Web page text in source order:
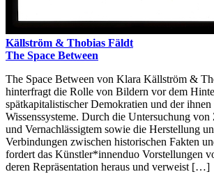
Källström & Thobias Fäldt
The Space Between
The Space Between von Klara Källström &
hinterfragt die Rolle von Bildern vor dem
spätkapitalistischer Demokratien und der
Wissenssysteme. Durch die Untersuchung von
und Vernachlässigtem sowie die Herstellung
Verbindungen zwischen historischen Fakten
fordert das Künstler*innenduo Vorstellungen
deren Repräsentation heraus und verweist […]